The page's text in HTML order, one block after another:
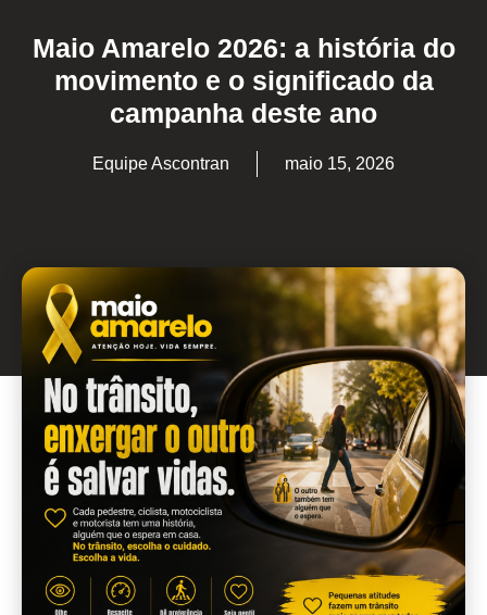
Maio Amarelo 2026: a história do
movimento e o significado da
campanha deste ano
Equipe Ascontran maio 15, 2026